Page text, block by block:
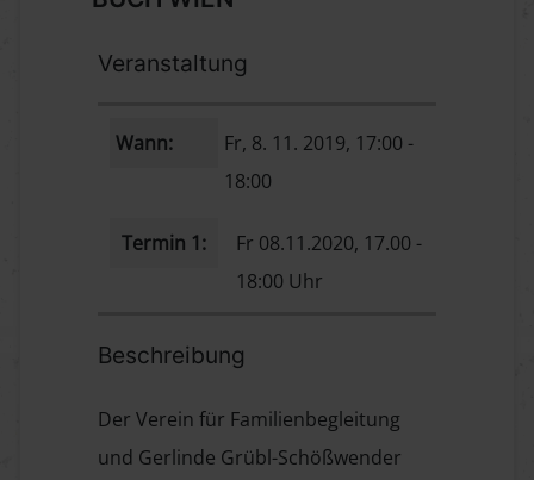
Veranstaltung
Wann: Fr, 8. 11. 2019, 17:00 -
18:00
Termin 1:
Fr 08.11.2020, 17.00 -
18:00 Uhr
Beschreibung
Der Verein für Familienbegleitung
und Gerlinde Grübl-Schößwender